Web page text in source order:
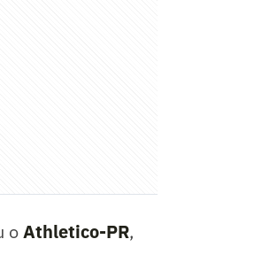
oAthletico-PR,